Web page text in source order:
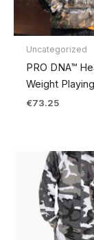
Uncategorized
PRO DNA™
Weight
€73.25